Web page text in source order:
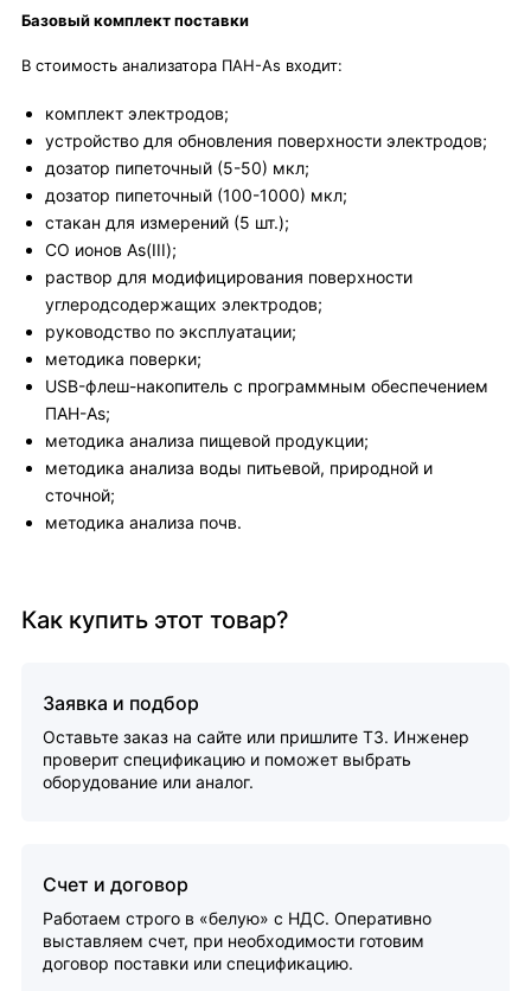
Базовый комплект поставки
В стоимость анализатора ПАН-As входит:
комплект электродов;
устройство для обновления поверхности электродов;
дозатор пипеточный (5-50) мкл;
дозатор пипеточный (100-1000) мкл;
стакан для измерений (5 шт.);
СО ионов As(III);
раствор для модифицирования поверхности
углеродсодержащих электродов;
руководство по эксплуатации;
методика поверки;
USB-флеш-накопитель с программным обеспечением
ПАН-Аs;
методика анализа пищевой продукции;
методика анализа воды питьевой, природной и
сточной;
методика анализа почв.
Как купить этот товар?
Заявка и подбор
Оставьте заказ на сайте или пришлите ТЗ. Инженер
проверит спецификацию и поможет выбрать
оборудование или аналог.
Счет и договор
Работаем строго в «белую» с НДС. Оперативно
выставляем счет, при необходимости готовим
договор поставки или спецификацию.